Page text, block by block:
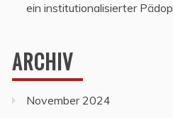
ein institutionalisierter
ARCHIV
November 2024